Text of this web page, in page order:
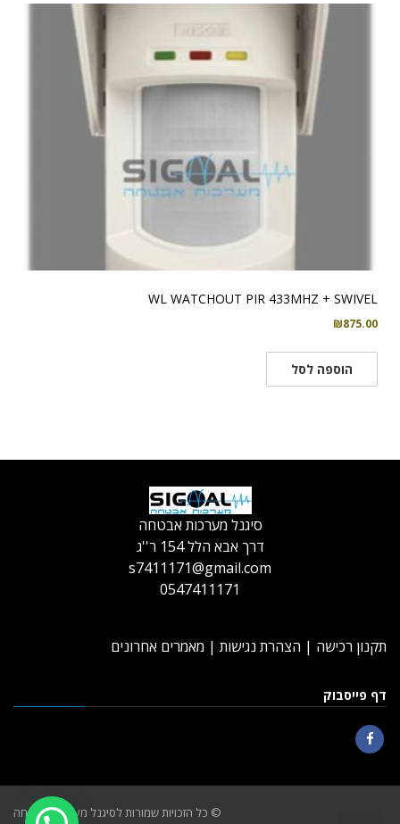
WL WATCHOUT PIR 433MHZ + SWIVEL
₪875.00
הוספה לסל
סיגנל מערכות אבטחה
דרך אבא הלל 154 ר''ג
s7411171@gmail.com
0547411171
תקנון רכישה | הצהרת נגישות | מאמרים אחרונים
דף פייסבוק
© כל הזכויות שמורות לסיגנל מערכות אבטחה